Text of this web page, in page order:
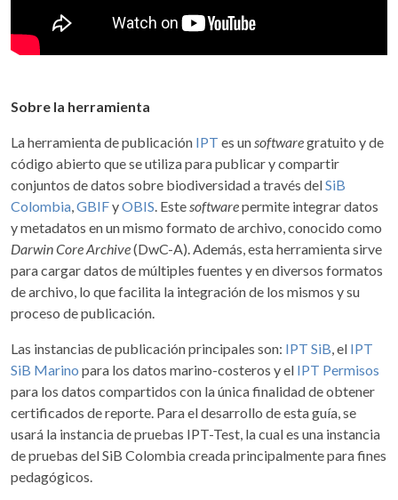
Sobre la herramienta
La herramienta de publicación IPT es unsoftwaregratuito y de
código abierto que se utiliza para publicar y compartir
conjuntos de datos sobre biodiversidad a través delSiB
Colombia,GBIFyOBIS. Estesoftwarepermite integrar datos
y metadatos en un mismo formato de archivo, conocido como
Darwin Core Archive(DwC-A). Además, esta herramienta sirve
para cargar datos de múltiples fuentes y en diversos formatos
de archivo, lo que facilita la integración de los mismos y su
proceso de publicación.
Las instancias de publicación principales son: IPT SiB, el IPT
SiB Marino para los datos marino-costeros y el IPT Permisos
para los datos compartidos con la única finalidad de obtener
certificados de reporte. Para el desarrollo de esta guía, se
usará la instancia de pruebas IPT-Test, la cual es una instancia
de pruebas del SiB Colombia creada principalmente para fines
pedagógicos.